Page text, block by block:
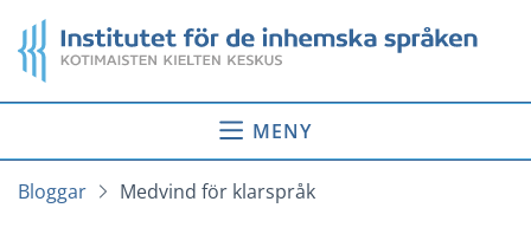
till
innehåll
Startsida
MENY
Bloggar Medvind för klarspråk